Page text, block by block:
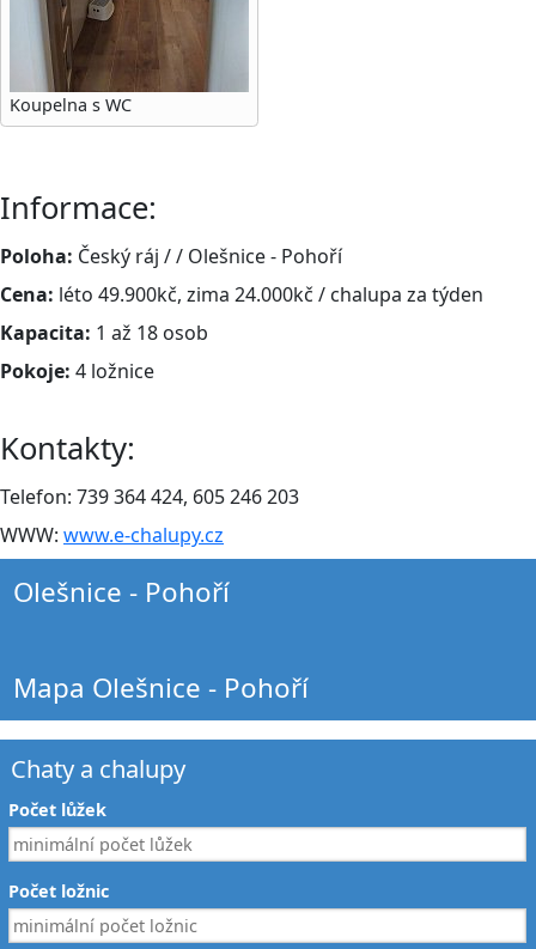
Koupelna s WC
Informace:
Poloha: Český ráj / / Olešnice - Pohoří
Cena: léto 49.900kč, zima 24.000kč / chalupa za týden
Kapacita: 1 až 18 osob
Pokoje: 4 ložnice
Kontakty:
Telefon: 739 364 424, 605 246 203
WWW: www.e-chalupy.cz
Olešnice - Pohoří
Mapa Olešnice - Pohoří
Chaty a chalupy
Počet lůžek
Počet ložnic